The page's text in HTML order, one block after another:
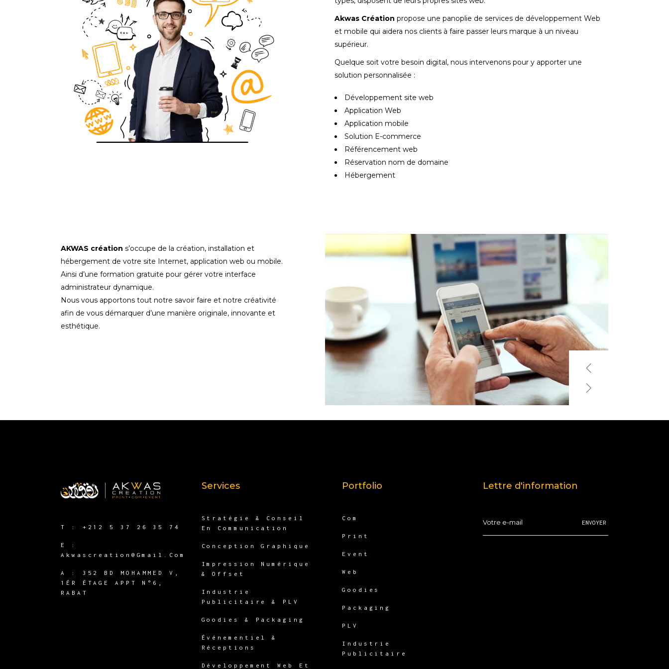
Akwas Création propose une panoplie de services de développement Web
et mobile qui aidera nos clients à faire passer leurs marque à un niveau
supérieur.
Quelque soit votre besoin digital, nous intervenons pour y apporter une
solution personnalisée :
Développement site web
Application Web
Application mobile
Solution E-commerce
Référencement web
Réservation nom de domaine
Hébergement
AKWAS création s’occupe de la création, installation et
hébergement de votre site Internet, application web ou mobile.
Ainsi d’une formation gratuite pour gérer votre interface
administrateur dynamique.
Nous vous apportons tout notre savoir faire et notre créativité
afin de vous démarquer d’une manière originale, innovante et
esthétique.
T : +212 5 37 26 35 74
E :
Akwascreation@gmail.com
A :
352 BD MOHAMMED V,
1ÉR ÉTAGE APPT N°6,
RABAT
Services
Stratégie & Conseil
En Communication
Conception Graphique
Impression Numérique
& Offset
Industrie
Publicitaire & PLV
Goodies & Packaging
Événementiel &
Réceptions
Développement Web Et
Portfolio
Com
Print
Event
Web
Goodies
Packaging
PLV
Industrie
Publicitaire
Lettre d'information
ENVOYER